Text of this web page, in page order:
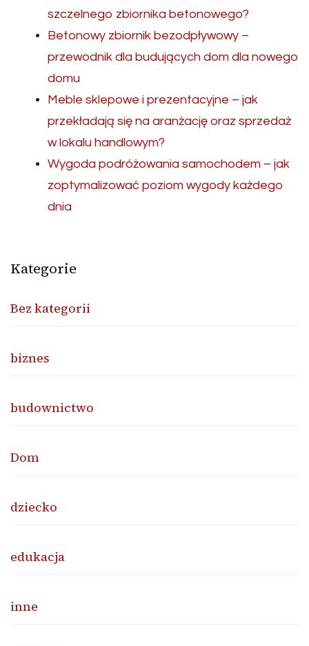
szczelnego zbiornika betonowego?
Betonowy zbiornik bezodpływowy –
przewodnik dla budujących dom dla nowego
domu
Meble sklepowe i prezentacyjne – jak
przekładają się na aranżację oraz sprzedaż
w lokalu handlowym?
Wygoda podróżowania samochodem – jak
zoptymalizować poziom wygody każdego
dnia
Kategorie
Bez kategorii
biznes
budownictwo
Dom
dziecko
edukacja
inne